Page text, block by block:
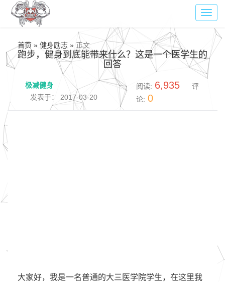
首页 » 健身励志 » 正文
跑步，健身到底能带来什么？这是一个医学生的
回答
极减健身
发表于： 2017-03-20
阅读: 6,935
评
论: 0
​大家好，我是一名普通的大三医学院学生，在这里我